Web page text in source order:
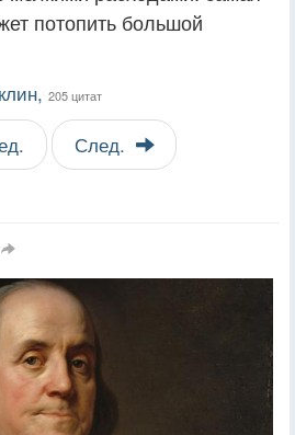
потопить большой
205 цитат
След.